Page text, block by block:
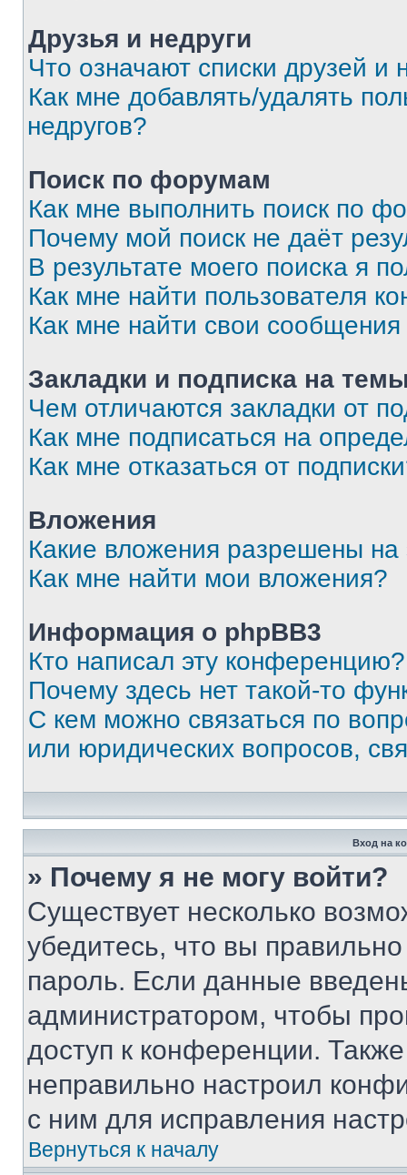
Друзья и недруги
Что означают списки друзей и
Как мне добавлять/удалять
недругов?
Поиск по форумам
Как мне выполнить поиск по
Почему мой поиск не даёт
В результате моего поиска я
Как мне найти пользователя
Как мне найти свои
Закладки и подписка на
Чем отличаются закладки от
Как мне подписаться на
Как мне отказаться от
Вложения
Какие вложения разрешены
Как мне найти мои вложения?
Информация о phpBB3
Кто написал эту конференцию?
Почему здесь нет такой-то
С кем можно связаться по
или юридических вопросов,
Вход на
» Почему я не могу войти?
Существует несколько
убедитесь, что вы
пароль. Если данные
администратором, чтобы
доступ к конференции.
неправильно настроил
с ним для исправления
Вернуться к началу